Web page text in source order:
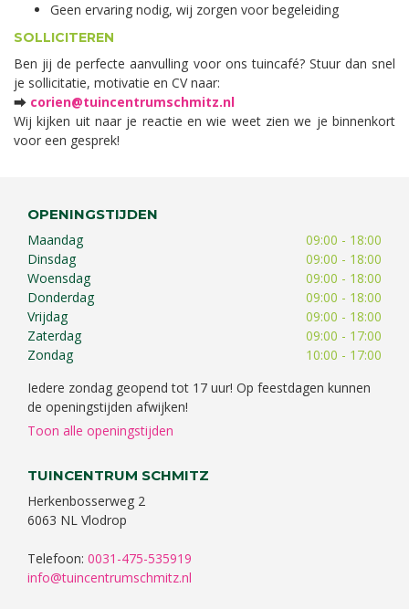
Geen ervaring nodig, wij zorgen voor begeleiding
SOLLICITEREN
Ben jij de perfecte aanvulling voor ons tuincafé? Stuur dan snel
je sollicitatie, motivatie en CV naar:
⮕ corien@tuincentrumschmitz.nl
Wij kijken uit naar je reactie en wie weet zien we je binnenkort
voor een gesprek!
OPENINGSTIJDEN
Maandag
09:00 - 18:00
Dinsdag
09:00 - 18:00
Woensdag
09:00 - 18:00
Donderdag
09:00 - 18:00
Vrijdag
09:00 - 18:00
Zaterdag
09:00 - 17:00
Zondag
10:00 - 17:00
Iedere zondag geopend tot 17 uur! Op feestdagen kunnen
de openingstijden afwijken!
Toon alle openingstijden
TUINCENTRUM SCHMITZ
Herkenbosserweg 2
6063 NL Vlodrop
Telefoon: 0031-475-535919
info@tuincentrumschmitz.nl